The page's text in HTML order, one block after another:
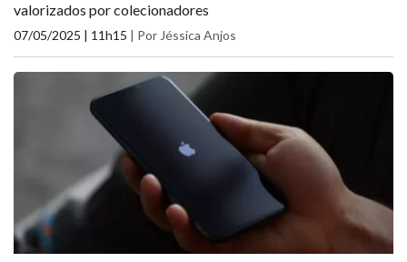
valorizados por colecionadores
07/05/2025 | 11h15 | Por Jéssica Anjos